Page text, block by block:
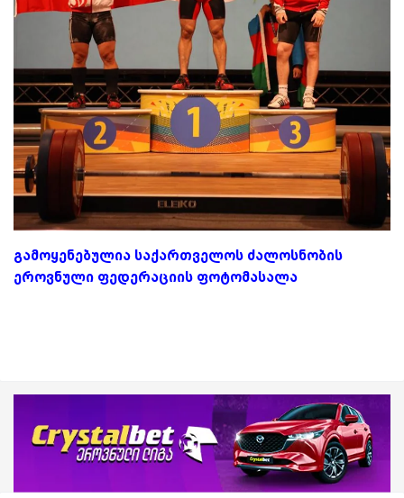
გამოყენებულია საქართველოს ძალოსნობის
ეროვნული ფედერაციის ფოტომასალა